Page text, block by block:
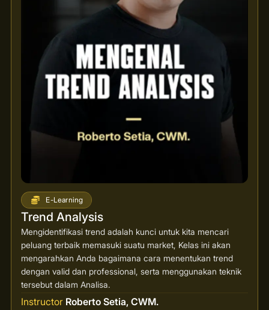
E-Learning
Trend Analysis
Mengidentifikasi trend adalah kunci untuk kita mencari
peluang terbaik memasuki suatu market, Kelas ini akan
mengarahkan Anda bagaimana cara menentukan trend
dengan valid dan professional, serta menggunakan teknik
tersebut dalam Analisa.
Instructor Roberto Setia, CWM.